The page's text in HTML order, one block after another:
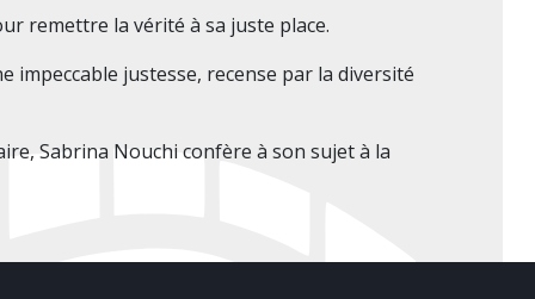
remettre la vérité à sa juste place.
impeccable justesse, recense par la diversité
Sabrina Nouchi confère à son sujet à la